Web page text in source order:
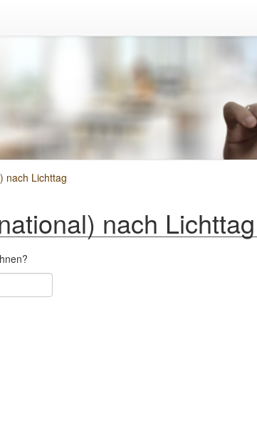
nach Lichttag
nach Lichttag